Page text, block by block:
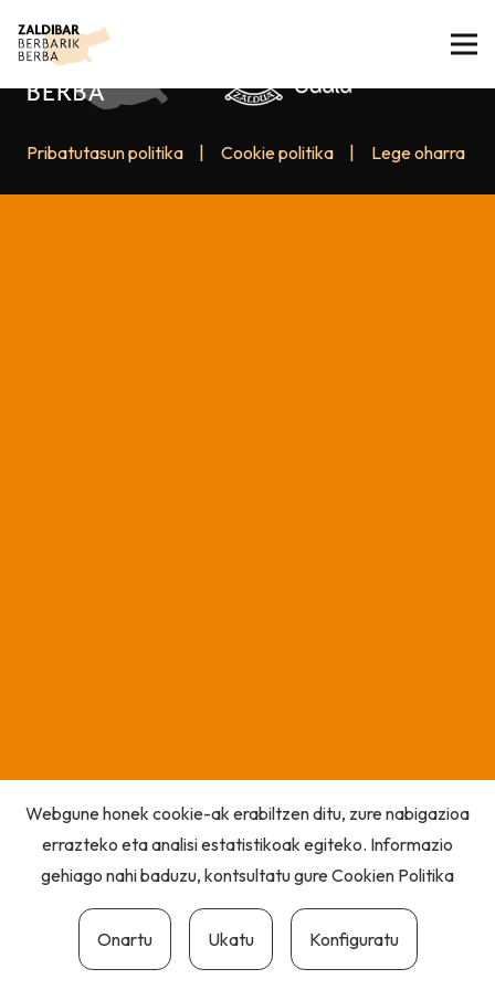
Pribatutasun politika Cookie politika Lege oharra
Webgune honek cookie-ak erabiltzen ditu, zure nabigazioa
errazteko eta analisi estatistikoak egiteko. Informazio
gehiago nahi baduzu, kontsultatu gureCookien Politika
Onartu Ukatu Konfiguratu